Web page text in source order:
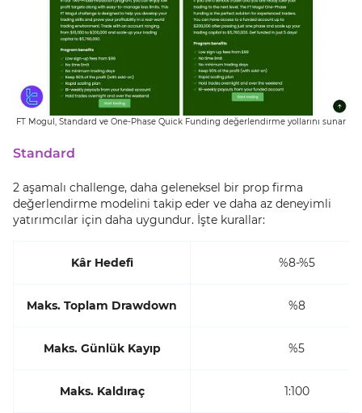
FT Mogul, Standard ve One-Phase Quick Funding değerlendirme yollarını sunar
Standard
2 aşamalı challenge, daha geleneksel bir prop firma
değerlendirme modelini takip eder ve daha az deneyimli
yatırımcılar için daha uygundur. İşte kurallar:
Kâr Hedefi %8-%5
Maks. Toplam Drawdown %8
Maks. Günlük Kayıp %5
Maks. Kaldıraç 1:100